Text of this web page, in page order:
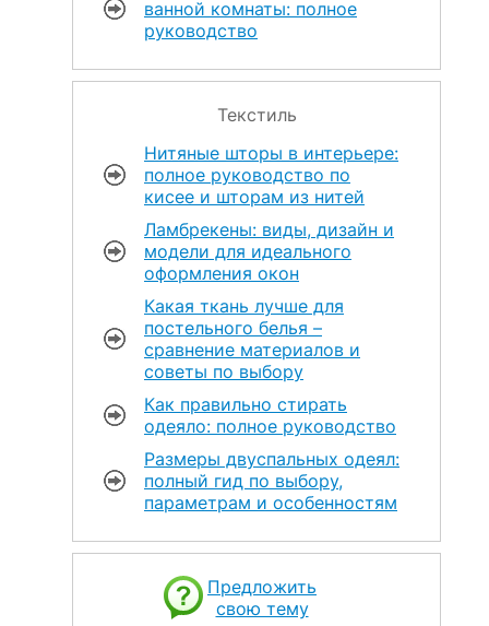
ванной комнаты: полное
руководство
Текстиль
Нитяные шторы в интерьере:
полное руководство по
кисее и шторам из нитей
Ламбрекены: виды, дизайн и
модели для идеального
оформления окон
Какая ткань лучше для
постельного белья –
сравнение материалов и
советы по выбору
Как правильно стирать
одеяло: полное руководство
Размеры двуспальных одеял:
полный гид по выбору,
параметрам и особенностям
Предложить
свою тему